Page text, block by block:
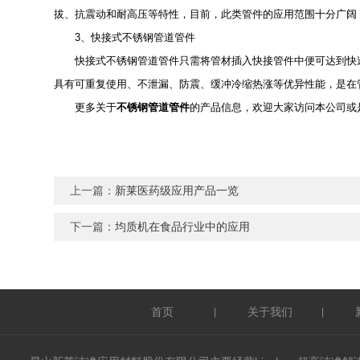
拔、抗震动和耐高压等特性，目前，此类管件的应用范围十分广
3、快接式不锈钢管道管件
快接式不锈钢管道管件只需将管材插入快接管件中便可达到快
具有可重复使用、不泄漏、防震、缓冲冷缩热涨等优异性能，是
更多关于不锈钢管道管件的产品信息，欢迎大家访问本公司或
上一篇： 新莱医药级应用产品一览
下一篇：均质机在食品行业中的应用
首页 关于我们